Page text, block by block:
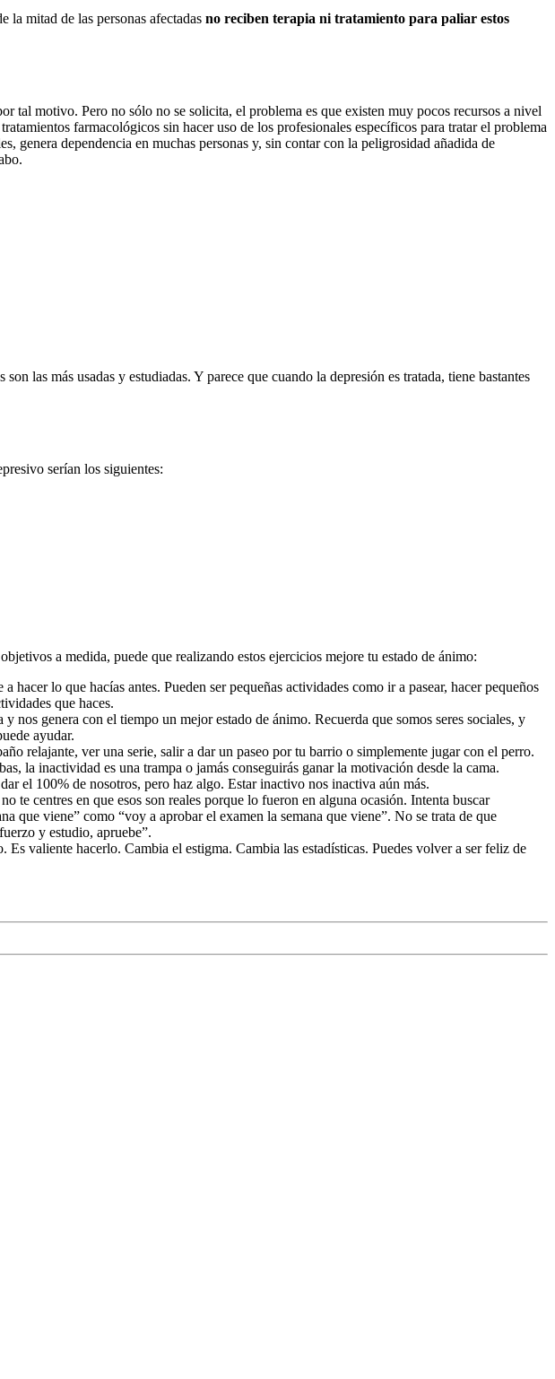
la mitad de las personas afectadas no reciben terapia ni tratamiento para paliar estos
tal motivo. Pero no sólo no se solicita, el problema es que existen muy pocos recursos a nivel
farmacológicos sin hacer uso de los profesionales específicos para tratar el problema
genera dependencia en muchas personas y, sin contar con la peligrosidad añadida de
las más usadas y estudiadas. Y parece que cuando la depresión es tratada, tiene bastantes
serían los siguientes:
a medida, puede que realizando estos ejercicios mejore tu estado de ánimo:
lo que hacías antes. Pueden ser pequeñas actividades como ir a pasear, hacer pequeños
que haces.
nos genera con el tiempo un mejor estado de ánimo. Recuerda que somos seres sociales, y
ayudar.
relajante, ver una serie, salir a dar un paseo por tu barrio o simplemente jugar con el perro.
la inactividad es una trampa o jamás conseguirás ganar la motivación desde la cama.
el 100% de nosotros, pero haz algo. Estar inactivo nos inactiva aún más.
te centres en que esos son reales porque lo fueron en alguna ocasión. Intenta buscar
que viene” como “voy a aprobar el examen la semana que viene”. No se trata de que
y estudio, apruebe”.
Es valiente hacerlo. Cambia el estigma. Cambia las estadísticas. Puedes volver a ser feliz de